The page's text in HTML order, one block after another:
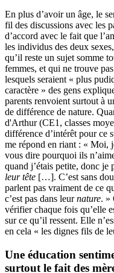
En plus d’avoir un âge, le
fil des discussions avec les
d’accord avec le fait que
les individus des deux
qu’il reste un sujet somme
femmes, et qui ne trouve
lesquels seraient « plus
caractère » des gens
parents renvoient surtout à
de différence de nature.
d'Arthur (CE1, classes
différence d’intérêt pour ce
me répond en riant : « Moi,
vous dire pourquoi ils
quand j’étais petite, donc je
leur tête […]. C’est sans
parlent pas vraiment de ce
c’est pas dans leurnature. »
vérifier chaque fois qu’elle
sur ce qu’il ressent. Elle
en cela « les dignes fils de
Une éducation
surtout le fait des